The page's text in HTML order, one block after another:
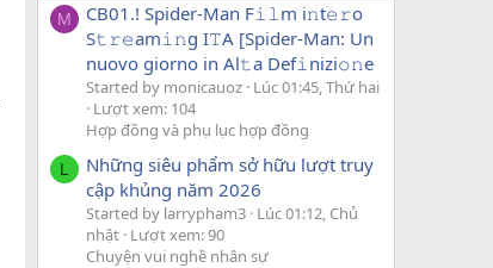
M
CB01.! Spider-Man F𝚒𝚕m i𝚗t𝚎𝚛o
S𝚝𝚛𝚎am𝚒𝚗g I𝚃A [Spider-Man: Un
nuovo giorno in Al𝚝a Def𝚒nizi𝚘𝚗e
Started by monicauoz Lúc 01:45, Thứ hai
Lượt xem: 104
Hợp đồng và phụ lục hợp đồng
L
Những siêu phẩm sở hữu lượt truy
cập khủng năm 2026
Started by larrypham3 Lúc 01:12, Chủ
nhật Lượt xem: 90
Chuyện vui nghề nhân sự